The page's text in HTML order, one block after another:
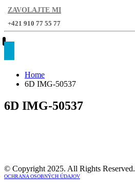
ZAVOLAJTE MI
+421 910 77 55 77
Home
6D IMG-50537
6D IMG-50537
© Copyright 2025. All Rights Reserved.
OCHRANA OSOBNÝCH ÚDAJOV